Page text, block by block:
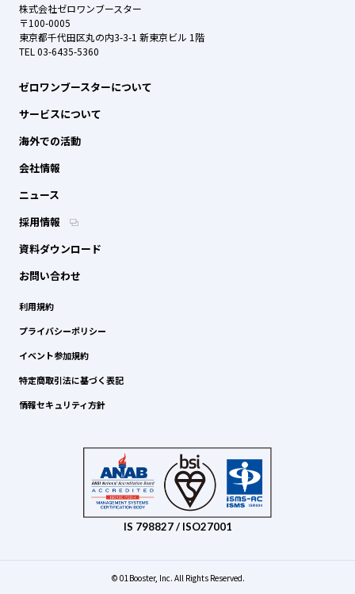
株式会社ゼロワンブースター
〒100-0005
東京都千代田区丸の内3-3-1 新東京ビル 1階
TEL 03-6435-5360
ゼロワンブースターについて
サービスについて
海外での活動
会社情報
ニュース
採用情報
資料ダウンロード
お問い合わせ
利用規約
プライバシーポリシー
イベント参加規約
特定商取引法に基づく表記
情報セキュリティ方針
IS 798827 / ISO27001
© 01Booster, Inc. All Rights Reserved.